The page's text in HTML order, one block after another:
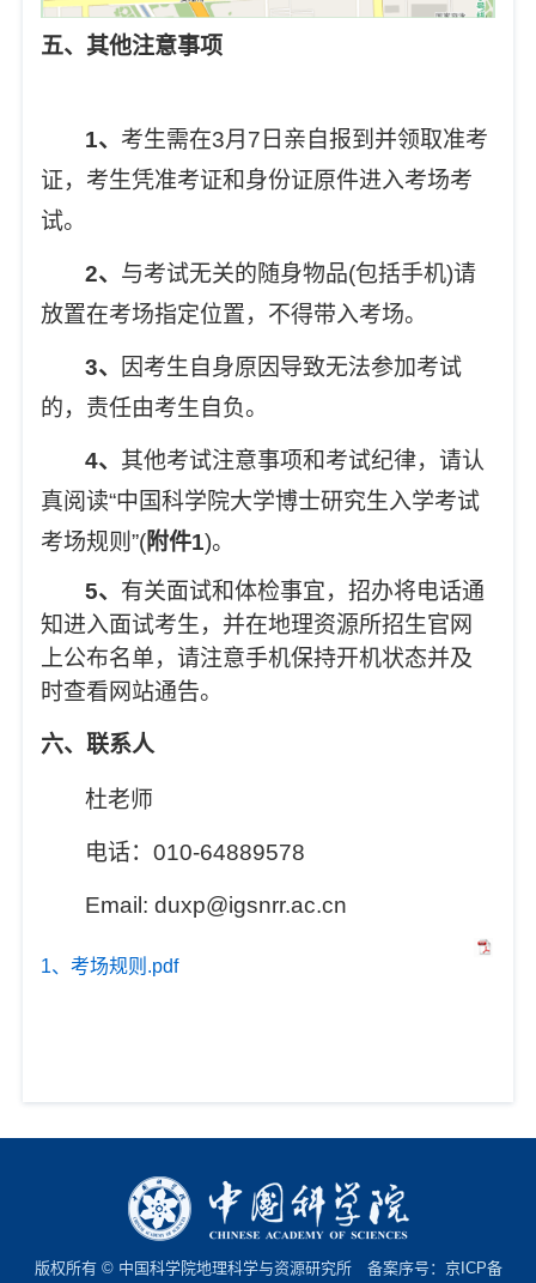
五、其他注意事项
1、 考生需在3月7日亲自报到并领取准考
证，考生凭准考证和身份证原件进入考场考
试。
2、 与考试无关的随身物品(包括手机)请
放置在考场指定位置，不得带入考场。
3、
因考生自身原因导致无法参加考试
的，责任由考生自负。
4、 其他考试注意事项和考试纪律，请认
真阅读“中国科学院大学博士研究生入学考试
考场规则”(附件1)。
5、 有关面试和体检事宜，招办将电话通
知进入面试考生，并在地理资源所招生官网
上公布名单，请注意手机保持开机状态并及
时查看网站通告。
六、联系人
杜老师
电话：010-64889578
Email: duxp@igsnrr.ac.cn
1、考场规则.pdf
版权所有 © 中国科学院地理科学与资源研究所 备案序号： 京ICP备